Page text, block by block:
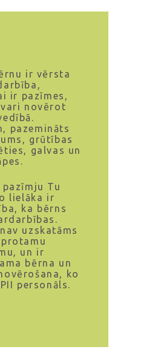
ir vērsta
ir pazīmes,
novērot
pazemināts
grūtības
galvas un
Tu
lielāka ir
ka bērns
uzskatāms
un ir
bērna un
ko
personāls.